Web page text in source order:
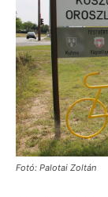
Fotó: Palotai Zoltán